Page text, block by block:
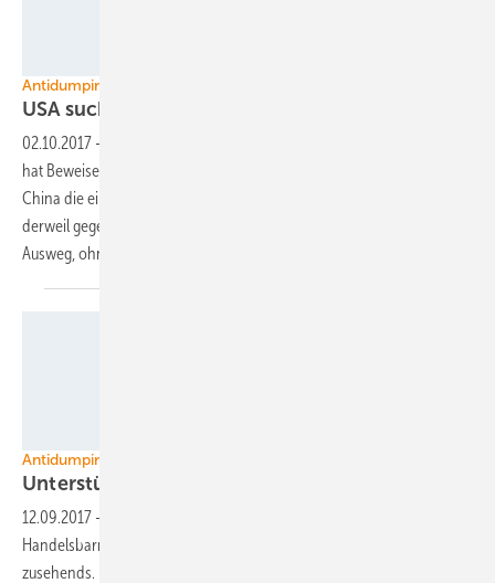
Antidumpingverfahren
USA sucht Wege aus dem
02.10.2017 -
hat Beweise dafür gefunden, dass die üppigen Modulimporte aus
China die einheimische Industrie schädigen. Die Solarwirtschaft läuft
derweil gegen drohende neue Strafzölle an. Analysten sehen einen
Ausweg, ohne neue Handelsbarrieren zu
Antidumpingmaßnahmen gegen China
Unterstützung für Handelsbarrieren
12.09.2017 -
Handelsbarrieren gegen chinesische Solarimporte schwindet
zusehends. Nur noch ein Mitgliedsstaat spricht sich für neue